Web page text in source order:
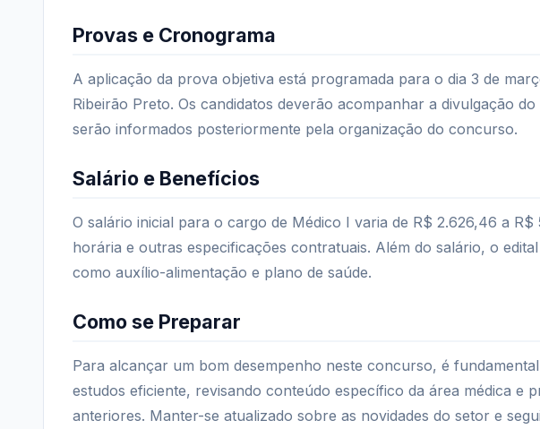
Provas e Cronograma
A aplicação da prova objetiva está programada para o dia 3 de
Ribeirão Preto. Os candidatos deverão acompanhar a divulgação
serão informados posteriormente pela organização do concurso.
Salário e Benefícios
O salário inicial para o cargo de Médico I varia de R$ 2.626,46 a
horária e outras especificações contratuais. Além do salário, o
como auxílio-alimentação e plano de saúde.
Como se Preparar
Para alcançar um bom desempenho neste concurso, é
estudos eficiente, revisando conteúdo específico da área médica e
anteriores. Manter-se atualizado sobre as novidades do setor e